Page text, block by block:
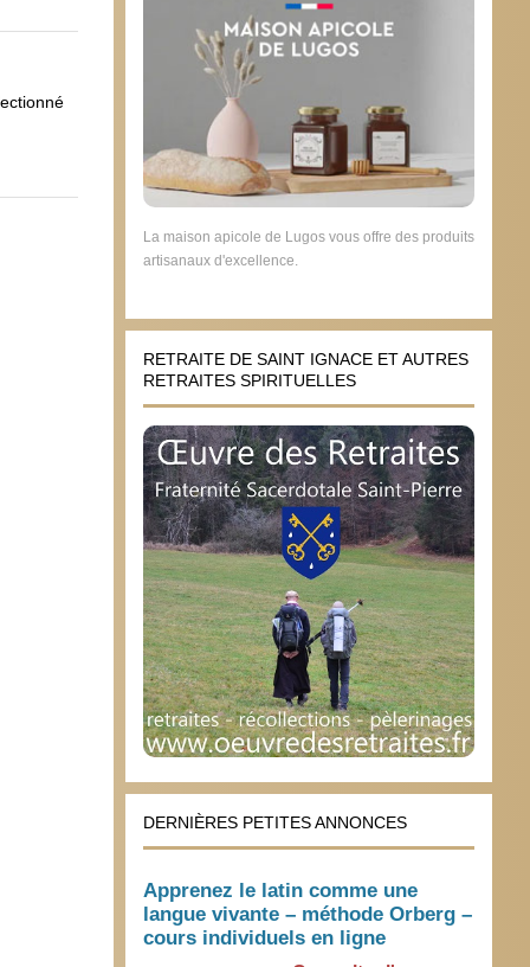
La maison apicole de Lugos vous offre des produits
artisanaux d'excellence.
RETRAITE DE SAINT IGNACE ET AUTRES
RETRAITES SPIRITUELLES
DERNIÈRES PETITES ANNONCES
Apprenez le latin comme une
langue vivante – méthode Orberg –
cours individuels en ligne